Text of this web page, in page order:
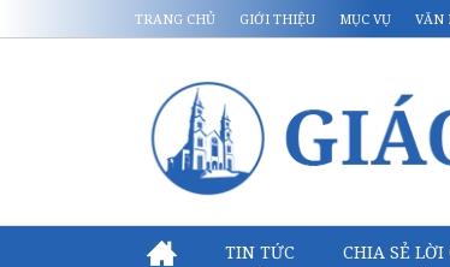
TRANG CHỦ GIỚI THIỆU MỤC VỤ VĂN
TIN TỨC CHIA SẺ LỜI